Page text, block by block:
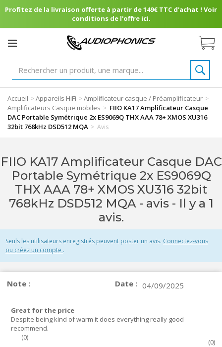
Profitez de la livraison offerte à partir de 149€ TTC d'achat ! Voir
conditions de l'offre ici.
Accueil >Appareils HiFi >Amplificateur casque / Préamplificateur >
Amplificateurs Casque mobiles > FIIO KA17 Amplificateur Casque
DAC Portable Symétrique 2x ES9069Q THX AAA 78+ XMOS XU316
32bit 768kHz DSD512 MQA > Avis
FIIO KA17 Amplificateur Casque DAC
Portable Symétrique 2x ES9069Q
THX AAA 78+ XMOS XU316 32bit
768kHz DSD512 MQA - avis - Il y a 1
avis.
Seuls les utilisateurs enregistrés peuvent poster un avis. Connectez-vous
ou créez un compte .
Note : Date : 04/09/2025
Great for the price
Despite being kind of warm it does everything really good
recommend.
(0)
(0)